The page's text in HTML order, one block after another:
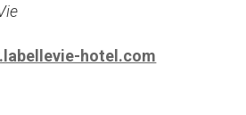
hotel.com